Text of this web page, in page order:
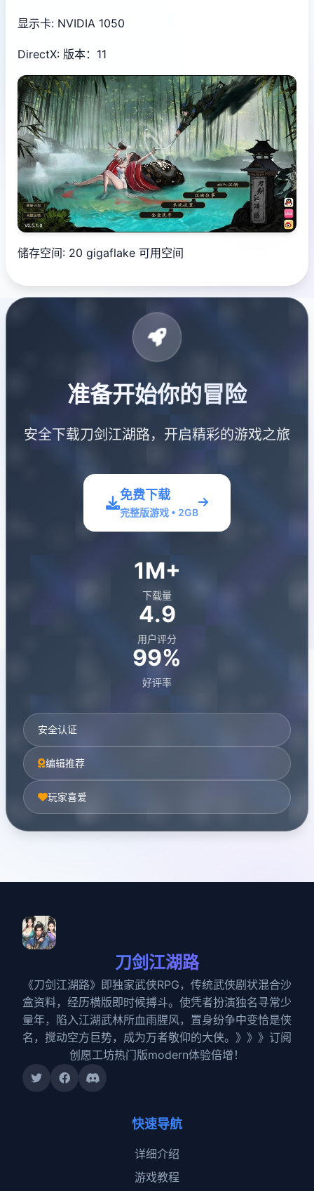
显示卡: NVIDIA 1050
DirectX: 版本：11
储存空间: 20 gigaflake 可用空间
准备开始你的冒险
安全下载刀剑江湖路，开启精彩的游戏之旅
免费下载
完整版游戏 • 2GB
1M+
下载量
4.9
用户评分
99%
好评率
安全认证
编辑推荐
玩家喜爱
刀剑江湖路
《刀剑江湖路》即独家武侠RPG，传统武侠剧状混合沙
盒资料，经历横版即时候搏斗。使凭者扮演独名寻常少
量年，陷入江湖武林所血雨腥风，置身纷争中变恰是侠
名，搅动空方巨势，成为万者敬仰的大侠。》》》订阅
创愿工坊热门版modern体验倍增！
快速导航
详细介绍
游戏教程